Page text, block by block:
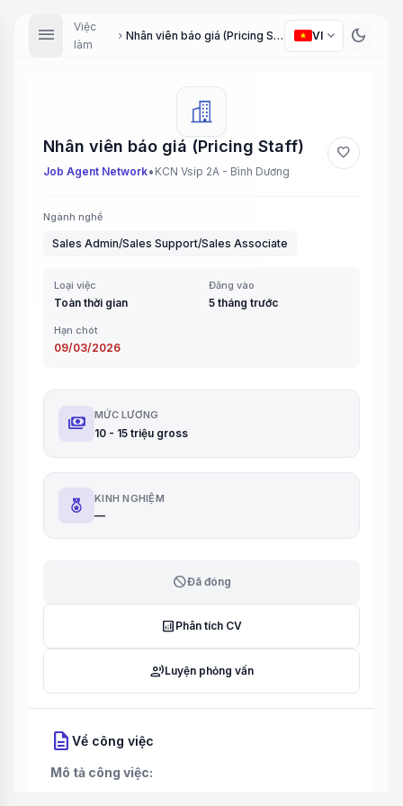
menu
Việc
làm
chevron_right Nhân viên báo giá (Pricing Staff) VI expand_more dark_mode
Nhân viên báo giá (Pricing Staff)
Job Agent Network• KCN Vsip 2A - Bình Dương
favorite
Ngành nghề
Sales Admin/Sales Support/Sales Associate
Loại việc
Toàn thời gian
Đăng vào
5 tháng trước
Hạn chót
09/03/2026
payments MỨC LƯƠNG
10 - 15 triệu gross
KINH NGHIỆM
—
blockĐã đóng
analytics Phân tích CV
record_voice_overLuyện phỏng vấn
description Về công việc
Mô tả công việc: